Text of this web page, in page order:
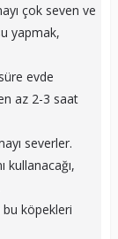
çok seven ve
yapmak,
evde
az 2-3 saat
severler.
kullanacağı,
bu köpekleri